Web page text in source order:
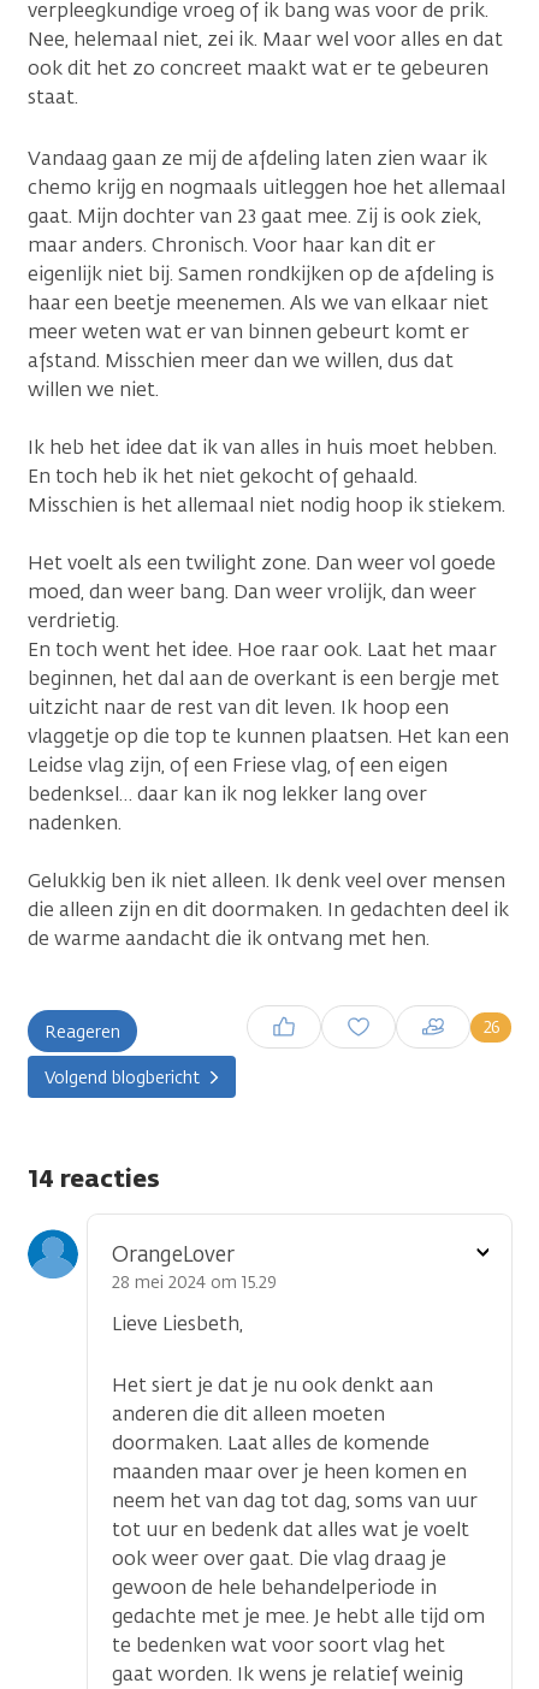
verpleegkundige vroeg of ik bang was voor de prik.
Nee, helemaal niet, zei ik. Maar wel voor alles en dat
ook dit het zo concreet maakt wat er te gebeuren
staat.
Vandaag gaan ze mij de afdeling laten zien waar ik
chemo krijg en nogmaals uitleggen hoe het allemaal
gaat. Mijn dochter van 23 gaat mee. Zij is ook ziek,
maar anders. Chronisch. Voor haar kan dit er
eigenlijk niet bij. Samen rondkijken op de afdeling is
haar een beetje meenemen. Als we van elkaar niet
meer weten wat er van binnen gebeurt komt er
afstand. Misschien meer dan we willen, dus dat
willen we niet.
Ik heb het idee dat ik van alles in huis moet hebben.
En toch heb ik het niet gekocht of gehaald.
Misschien is het allemaal niet nodig hoop ik stiekem.
Het voelt als een twilight zone. Dan weer vol goede
moed, dan weer bang. Dan weer vrolijk, dan weer
verdrietig.
En toch went het idee. Hoe raar ook. Laat het maar
beginnen, het dal aan de overkant is een bergje met
uitzicht naar de rest van dit leven. Ik hoop een
vlaggetje op die top te kunnen plaatsen. Het kan een
Leidse vlag zijn, of een Friese vlag, of een eigen
bedenksel… daar kan ik nog lekker lang over
nadenken.
Gelukkig ben ik niet alleen. Ik denk veel over mensen
die alleen zijn en dit doormaken. In gedachten deel ik
de warme aandacht die ik ontvang met hen.
Reageren 26
Inloggen om een reactie te
plaatsen
Volgend blogbericht
14 reacties
OrangeLover
28 mei 2024 om 15.29
Lieve Liesbeth,
Het siert je dat je nu ook denkt aan
anderen die dit alleen moeten
doormaken. Laat alles de komende
maanden maar over je heen komen en
neem het van dag tot dag, soms van uur
tot uur en bedenk dat alles wat je voelt
ook weer over gaat. Die vlag draag je
gewoon de hele behandelperiode in
gedachte met je mee. Je hebt alle tijd om
te bedenken wat voor soort vlag het
gaat worden. Ik wens je relatief weinig
Toon